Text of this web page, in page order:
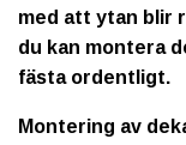
med att ytan blir
du kan montera
fästa ordentligt.
Montering av